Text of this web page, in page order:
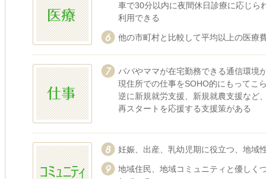
車で30分以内に夜間休日診療に応じら
利用できる
他の市町村と比較して平均以上の医療
パパやママが在宅勤務できる通信環境
現住所での仕事をSOHO的にもってこ
逆に新規就労支援、新規就農支援など
再スタートを応援する支援策がある
妊娠、出産、乳幼児期に役立つ、地域
地域住民、地域コミュニティと優しく